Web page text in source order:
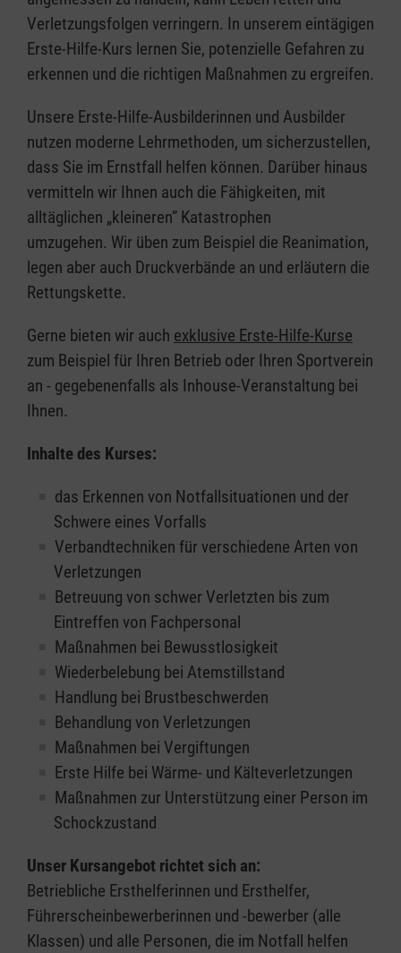
Verletzungsfolgen verringern. In unserem eintägigen
Erste-Hilfe-Kurs lernen Sie, potenzielle Gefahren zu
erkennen und die richtigen Maßnahmen zu ergreifen.
Unsere Erste-Hilfe-Ausbilderinnen und Ausbilder
nutzen moderne Lehrmethoden, um sicherzustellen,
dass Sie im Ernstfall helfen können. Darüber hinaus
vermitteln wir Ihnen auch die Fähigkeiten, mit
alltäglichen „kleineren” Katastrophen
umzugehen. Wir üben zum Beispiel die Reanimation,
legen aber auch Druckverbände an und erläutern die
Rettungskette.
Gerne bieten wir auch exklusive Erste-Hilfe-Kurse
zum Beispiel für Ihren Betrieb oder Ihren Sportverein
an - gegebenenfalls als Inhouse-Veranstaltung bei
Ihnen.
Inhalte des Kurses:
das Erkennen von Notfallsituationen und der
Schwere eines Vorfalls
Verbandtechniken für verschiedene Arten von
Verletzungen
Betreuung von schwer Verletzten bis zum
Eintreffen von Fachpersonal
Maßnahmen bei Bewusstlosigkeit
Wiederbelebung bei Atemstillstand
Handlung bei Brustbeschwerden
Behandlung von Verletzungen
Maßnahmen bei Vergiftungen
Erste Hilfe bei Wärme- und Kälteverletzungen
Maßnahmen zur Unterstützung einer Person im
Schockzustand
Unser Kursangebot richtet sich an:
Betriebliche Ersthelferinnen und Ersthelfer,
Führerscheinbewerberinnen und -bewerber (alle
Klassen) und alle Personen, die im Notfall helfen